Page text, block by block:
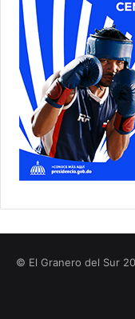
© El Granero del Sur